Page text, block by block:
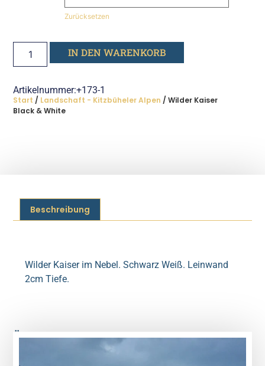
Zurücksetzen
IN DEN WARENKORB
Artikelnummer:+173-1
Start / Landschaft - Kitzbüheler Alpen / Wilder Kaiser
Black & White
Beschreibung
Wilder Kaiser im Nebel. Schwarz Weiß. Leinwand
2cm Tiefe.
Ähnliche Produkte